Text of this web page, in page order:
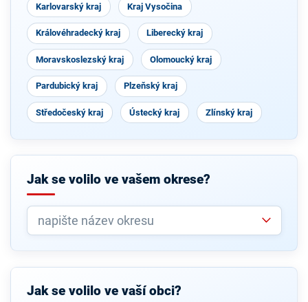
Karlovarský kraj Kraj Vysočina
Královéhradecký kraj Liberecký kraj
Moravskoslezský kraj Olomoucký kraj
Pardubický kraj Plzeňský kraj
Středočeský kraj Ústecký kraj Zlínský kraj
Jak se volilo ve vašem okrese?
Jak se volilo ve vaší obci?